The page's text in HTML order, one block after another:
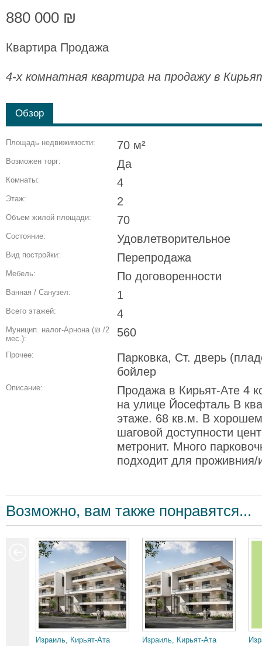
880 000 ₪
Квартира Продажа
4-х комнатная квартира на продажу в
Обзор
Площадь недвижимости: 70 м²
Возможен торг: Да
Комнаты: 4
Этаж: 2
Объем жилой площади: 70
Состояние: Удовлетворительное
Вид постройки: Перепродажа
Мебель: По договоренности
Ванная / Санузел: 1
Всего этажей: 4
Муницип. налог-Арнона (₪ /2
мес.):
560
Прочее:
Парковка, Ст. дверь
бойлер
Описание:
Продажа в Кирьят-Ате 4
на улице Йосефталь В
этаже. 68 кв.м. В
шаговой доступности
метронит. Много
подходит для проживния/
Возможно, вам также понравятся...
Израиль, Кирьят-Ата
Израиль, Кирьят-Ата